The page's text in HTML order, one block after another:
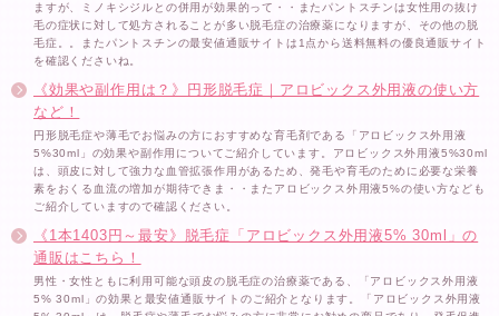
ますが、ミノキシジルとの併用が効果的って・・またパントスチンは女性用の抜け
毛の症状に対して処方されることが多い脱毛症の治療薬になりますが、その他の脱
毛症。。またパントスチンの最安値通販サイトは1点から送料無料の優良通販サイト
を確認くださいね。
《効果や副作用は？》円形脱毛症｜アロビックス外用液の使い方
など！
円形脱毛症や薄毛でお悩みの方におすすめな育毛剤である「アロビックス外用液
5%30ml」の効果や副作用についてご紹介しています。アロビックス外用液5%30ml
は、頭皮に対して強力な血管拡張作用があるため、発毛や育毛のために必要な栄養
素をおくる血流の増加が期待できま・・またアロビックス外用液5%の使い方なども
ご紹介していますので確認ください。
《1本1403円～最安》脱毛症「アロビックス外用液5% 30ml」の
通販はこちら！
男性・女性ともに利用可能な頭皮の脱毛症の治療薬である、「アロビックス外用液
5% 30ml」の効果と最安値通販サイトのご紹介となります。「アロビックス外用液